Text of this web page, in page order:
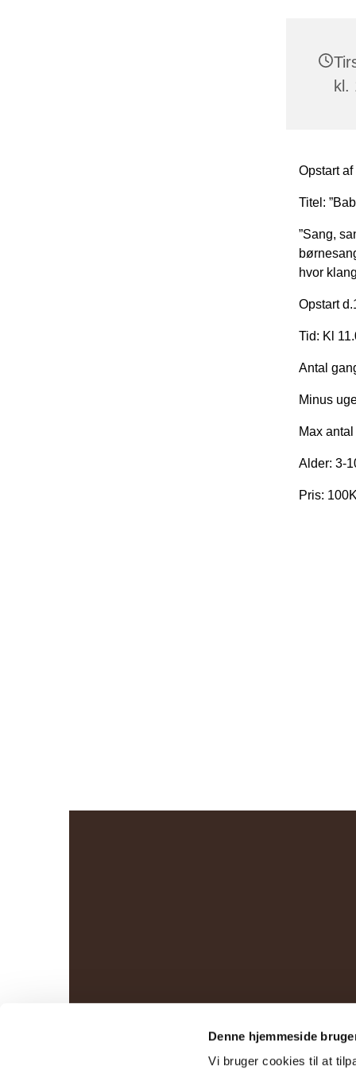
Denne hjemmeside
Vi bruger cookies til at
kl.
Opstart
Titel:
”Sang,
hvor
Opstart
Tid: Kl
Antal
Minus
Max
Alder: 3-
Pris: